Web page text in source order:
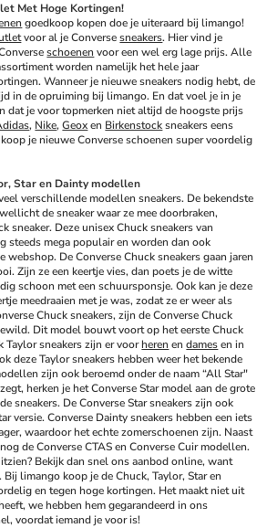
Met Hoge Kortingen!
goedkoop kopen doe je uiteraard bij limango!
voor al je Converse sneakers. Hier vind je
schoenen voor een wel erg lage prijs. Alle
worden namelijk het hele jaar
Wanneer je nieuwe sneakers nodig hebt, de
in de opruiming bij limango. En dat voel je in je
dat je voor topmerken niet altijd de hoogste prijs
, Nike, Geox en Birkenstock sneakers eens
je nieuwe Converse schoenen super voordelig
Star en Dainty modellen
verschillende modellen sneakers. De bekendste
de sneaker waar ze mee doorbraken,
sneaker. Deze unisex Chuck sneakers van
steeds mega populair en worden dan ook
De Converse Chuck sneakers gaan jaren
Zijn ze een keertje vies, dan poets je de witte
schoon met een schuursponsje. Ook kan je deze
meedraaien met je was, zodat ze er weer als
Chuck sneakers, zijn de Converse Chuck
Dit model bouwt voort op het eerste Chuck
Taylor sneakers zijn er voor heren en dames en in
deze Taylor sneakers hebben weer het bekende
zijn ook beroemd onder de naam “All Star"
herken je het Converse Star model aan de grote
sneakers. De Converse Star sneakers zijn ook
versie. Converse Dainty sneakers hebben een iets
waardoor het echte zomerschoenen zijn. Naast
de Converse CTAS en Converse Cuir modellen.
Bekijk dan snel ons aanbod online, want
Bij limango koop je de Chuck, Taylor, Star en
en tegen hoge kortingen. Het maakt niet uit
we hebben hem gegarandeerd in ons
voordat iemand je voor is!